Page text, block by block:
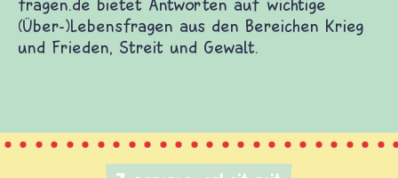
(Über-)Lebensfragen aus den Bereichen Krieg
und Frieden, Streit und Gewalt.